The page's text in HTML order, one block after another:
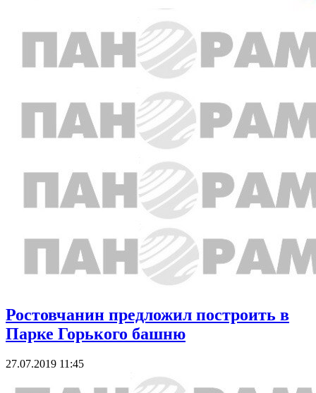
Ростовчанин предложил построить в
Парке Горького башню
27.07.2019 11:45